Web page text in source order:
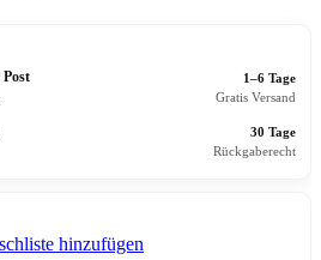
1–6 Tage
Gratis Versand
30 Tage
Rückgaberecht
hinzufügen